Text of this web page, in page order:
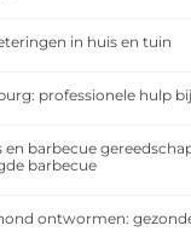
in huis en tuin
professionele hulp
en barbecue
barbecue
ontwormen: